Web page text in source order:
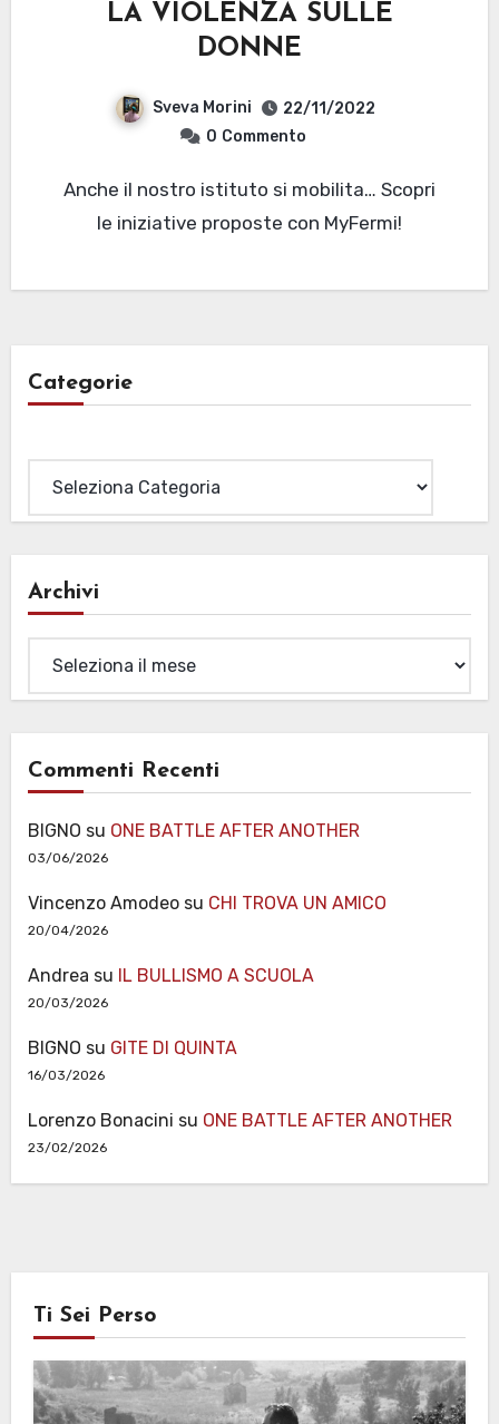
LA VIOLENZA SULLE
DONNE
Sveva Morini
22/11/2022
0 Commento
Anche il nostro istituto si mobilita… Scopri
le iniziative proposte con MyFermi!
Categorie
Archivi
Commenti Recenti
BIGNO su ONE BATTLE AFTER ANOTHER
03/06/2026
Vincenzo Amodeosu CHI TROVA UN AMICO
20/04/2026
Andrea su IL BULLISMO A SCUOLA
20/03/2026
BIGNO su GITE DI QUINTA
16/03/2026
Lorenzo Bonacini su ONE BATTLE AFTER ANOTHER
23/02/2026
Ti Sei Perso